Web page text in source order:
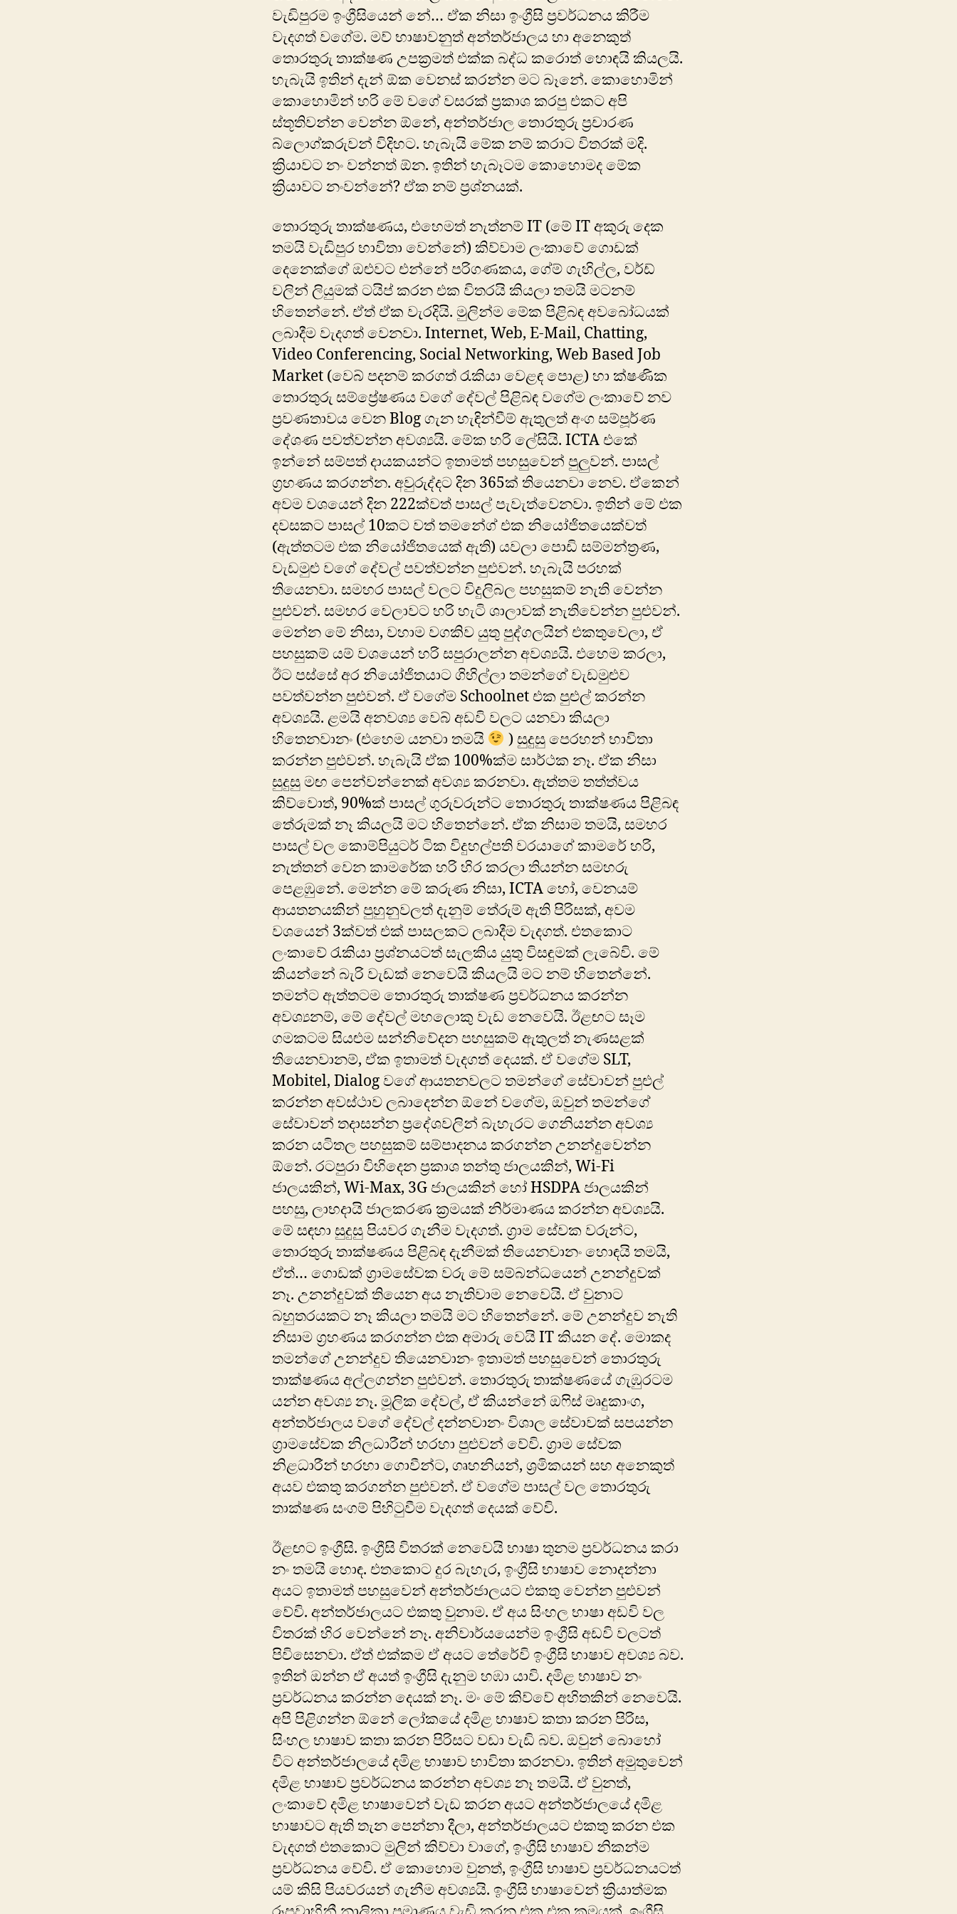
වැඩිපුරම ඉංග්‍රීසියෙන් නේ… ඒක නිසා ඉංග්‍රීසි ප්‍රවර්ධනය කිරීම
වැදගත් වගේම. මව් භාෂාවනුත් අන්තර්ජාලය හා අනෙකුත්
තොරතුරු තාක්ෂණ උපක්‍රමත් එක්ක බද්ධ කරොත් හොඳයි කියලයි.
හැබැයි ඉතින් දැන් ඕක වෙනස් කරන්න මට බෑනේ. කොහොමින්
කොහොමින් හරි මේ වගේ වසරක් ප්‍රකාශ කරපු එකට අපි
ස්තූතිවන්න වෙන්න ඕනේ, අන්තර්ජාල තොරතුරු ප්‍රචාරණ
බ්ලොග්කරුවන් විදිහට. හැබැයි මේක නම් කරාට විතරක් මදි.
ක්‍රියාවට නං වන්නත් ඕන. ඉතින් හැබෑටම කොහොමද මේක
ක්‍රියාවට නංවන්නේ? ඒක නම් ප්‍රශ්නයක්.
තොරතුරු තාක්ෂණය, එහෙමත් නැත්නම් IT (මේ IT අකුරු දෙක
තමයි වැඩිපුර භාවිතා වෙන්නේ) කිව්වාම ලංකාවේ ගොඩක්
දෙනෙක්ගේ ඔළුවට එන්නේ පරිගණකය, ගේම් ගැහිල්ල, වර්ඩ්
වලින් ලියුමක් ටයිප් කරන එක විතරයි කියලා තමයි මටනම්
හිතෙන්නේ. ඒත් ඒක වැරදියි. මුලින්ම මේක පිළිබඳ අවබෝධයක්
ලබාදීම වැදගත් වෙනවා. Internet, Web, E-Mail, Chatting,
Video Conferencing, Social Networking, Web Based Job
Market (වෙබ් පදනම් කරගත් රැකියා වෙළඳ පොළ) හා ක්ෂණික
තොරතුරු සම්ප්‍රේෂණය වගේ දේවල් පිළිබඳ වගේම ලංකාවේ නව
ප්‍රවණතාවය වෙන Blog ගැන හැඳින්වීම් ඇතුලත් අංග සම්පූර්ණ
දේශණ පවත්වන්න අවශ්‍යයි. මේක හරි ලේසියි. ICTA එකේ
ඉන්නේ සම්පත් දායකයන්ට ඉතාමත් පහසුවෙන් පුලුවන්. පාසල්
ග්‍රහණය කරගන්න. අවුරුද්දට දින 365ක් තියෙනවා නෙව. ඒකෙන්
අවම වශයෙන් දින 222ක්වත් පාසල් පැ‍වැත්වෙනවා. ඉතින් මේ එක
දවසකට පාසල් 10කට වත් තමන්‍ගේ එක නියෝජිතයෙක්වත්
(ඇත්තටම එක නියෝජිතයෙක් ඇති) යවලා පොඩි සම්මන්ත්‍රණ,
වැඩමුළු වගේ දේවල් පවත්වන්න පුළුවන්. හැබැයි පරහක්
තියෙනවා. සමහර පාසල් වලට විදුලිබල පහසුකම් නැති වෙන්න
පුළුවන්. සමහර වෙලාවට හරි හැටි ශාලාවක් නැතිවෙන්න පුළුවන්.
මෙන්න ‍මේ නිසා, වහාම වගකිව යුතු පුද්ගලයින් එකතුවෙලා, ඒ
පහසුකම් යම් වශයෙන් හරි සපුරාලන්න අවශ්‍යයි. එහෙම කරලා,
ඊට පස්සේ අර නියෝජිතයාට ගිහිල්ලා තමන්ගේ වැඩමුළුව
පවත්වන්න පුළුවන්. ඒ වගේම Schoolnet එක පුළුල් කරන්න
අවශ්‍යයි. ළමයි අනවශ්‍ය වෙබ් අඩවි වලට යනවා කියලා
හිතෙනවානං (එහෙම යනවා තමයි
) සුදුසු පෙරහන් භාවිතා
කරන්න පුළුවන්. හැබැයි ඒක 100%ක්ම සාර්ථක නෑ. ඒක නිසා
සුදුසු මඟ පෙන්වන්නෙක් අවශ්‍ය කරනවා. ඇත්තම තත්ත්වය
කිව්වොත්, 90%ක් පාසල් ගුරුවරුන්ට තොරතුරු තාක්ෂණය පිළිබඳ
තේරුමක් නෑ කියලයි මට හිතෙන්නේ. ඒක නිසාම තමයි, සමහර
පාසල් වල කොම්පියුට‍ර් ටික විදුහල්පති වරයා‍ගේ කාමරේ හරි,
නැත්තන් වෙන කාමරේක හරි හිර කරලා තියන්න සමහරු
පෙළඹුනේ. මෙන්න මේ කරුණ නිසා, ICTA හෝ, වෙනයම්
ආයතනයකින් පුහුනුවලත් දැනුම් තේරුම් ඇති පිරිසක්, අවම
වශයෙන් 3ක්වත් එක් පාසලකට ලබාදීම වැදගත්. එතකොට
ලංකාවේ රැකියා ප්‍රශ්නයටත් සැලකිය යුතු විසඳුමක් ලැබේවි. මේ
කියන්නේ බැරි ‍වැඩක් නෙවෙයි කියලයි මට නම් හිතෙන්නේ.
තමන්ට ඇත්තටම තොරතුරු තාක්ෂණ ප්‍රවර්ධනය කරන්න
අවශ්‍යනම්, මේ දේවල් මහලොකු වැඩ‍ නෙවෙයි. ඊළඟට සෑම
ගමකටම සියළුම සන්නිවේදන පහසුකම් ඇතුලත් නැණසළක්
තියෙනවානම්, ඒක ඉතාමත් වැදගත් දෙයක්. ඒ වගේම SLT,
Mobitel, Dialog වගේ ආයතනවලට තමන්ගේ සේවාවන් පුළුල්
කරන්න අවස්ථාව ලබාදෙන්න ඕනේ වගේම, ඔවුන් තමන්ගේ
සේවාවන් තදාසන්න ප්‍රදේශවලින් බැහැරට ගෙනියන්න අවශ්‍ය
කරන යටිතල පහසුකම් සම්පාදනය කරගන්න උනන්දුවෙන්න
ඕනේ. රටපුරා විහිදෙන ප්‍රකාශ තන්තු ජාලයකින්, Wi-Fi
ජාලයකින්, Wi-Max, 3G ජාලයකින් හෝ HSDPA ජාලයකින්
පහසු, ලාභදායි ජාලකරණ ක්‍රමයක් නිර්මාණය කරන්න අවශ්‍යයි.
මේ සඳහා සුදුසු පියවර ගැනීම වැදගත්. ග්‍රාම සේවක වරුන්ට,
තොරතුරු තාක්ෂණය පිළිබඳ දැනීමක් තියෙනවානං හොඳයි තමයි,
ඒත්… ‍ගොඩක් ග්‍රාමසේවක වරු මේ සම්බන්ධයෙන් උනන්දුවක්
නෑ. උනන්දුවක් තියෙන අය නැතිවාම නෙවෙයි. ඒ වුනාට
බහුතරයකට නෑ කියලා තමයි මට හිතෙන්නේ. මේ උනන්දුව නැති
නිසාම ග්‍රහණය කරගන්න එක අමාරු වෙයි IT කියන දේ. මොකද
තමන්ගේ උනන්දුව තියෙනවානං ඉතාමත් පහසුවෙන් තොරතුරු
තාක්ෂණය අල්ලගන්න පුළුවන්. තොරතුරු තාක්ෂණයේ ගැඹුරටම
යන්න අවශ්‍ය නෑ. මූලික‍ ‍දේවල්, ඒ කියන්නේ ඔෆිස් මෘදුකාංග,
අන්තර්ජාලය වගේ ‍‍දේවල් දන්නවානං විශාල සේවාවක් සපයන්න
ග්‍රාමසේවක නිලධාරීන් හරහා පුළුවන් වේවි. ග්‍රාම සේවක
නිළධාරීන් හරහා ‍ගොවීන්ට, ගෘහනියන්, ශ්‍රමිකයන් සහ අනෙකුත්
අයව එකතු කරගන්න පුළුවන්. ඒ ව‍ගේම පාසල් වල තොරතුරු
තාක්ෂණ සංගම් පිහිටුවීම වැදගත් දෙයක් වේවි.
ඊළඟට ඉංග්‍රීසි. ඉංග්‍රීසි විතරක් නෙවෙයි භාෂා තුනම ප්‍රවර්ධනය කරා
නං තමයි හොඳ. එතකොට දුර බැහැර, ඉංග්‍රීසි භාෂාව නොදන්නා
අයට ඉතාමත් පහසුවෙන් අන්තර්ජාලයට එකතු වෙන්න පුළුවන්
වේවි. අන්තර්ජාලයට එකතු වුනාම. ඒ අය සිංහල භාෂා අඩවි වල
විතරක් හිර වෙන්නේ නෑ. අනිවාර්යයෙන්ම ඉංග්‍රීසි අඩවි වලටත්
පිවිසෙනවා. ඒත් එක්කම ඒ අයට තේරේවි ඉංග්‍රීසි භාෂාව අවශ්‍ය බව.
ඉතින් ඔන්න ඒ අයත් ඉංග්‍රීසි දැනුම හඹා යාවි. දමිළ භාෂාව නං
ප්‍රවර්ධනය කරන්න දෙයක් නෑ. මං‍ මේ කිව්වේ අහිතකින් නෙවෙයි.
අපි පිළිගන්න ඕනේ ලෝකයේ දමිළ භාෂාව කතා කරන පිරිස,
සිංහල භාෂාව කතා කරන පිරිසට වඩා වැඩි බව. ඔවුන් බොහෝ
විට අන්තර්ජාලයේ දමිළ භාෂාව භාවිතා කරනවා. ඉතින් අමුතුවෙන්
දමිළ භාෂාව ප්‍රවර්ධනය කරන්න අවශ්‍ය නෑ තමයි. ඒ වුනත්,
ලංකාවේ දමිළ භාෂාවෙන් වැඩ කරන අයට අන්තර්ජාලයේ දමිළ
භාෂාවට ඇති ‍තැන පෙන්නා දීලා, අන්තර්ජාලයට එකතු කරන එක
වැදගත් එතකොට මුලින් කිව්වා වා‍ගේ, ‍ඉංග්‍රීසි භාෂාව නිකන්ම
ප්‍රවර්ධනය වේවි. ඒ කොහොම වුනත්, ඉංග්‍රීසි භාෂාව ප්‍රවර්ධනයටත්
යම් කිසි පියවරයන් ගැනීම අවශ්‍යයි. ඉංග්‍රීසි භාෂාවෙන් ක්‍රියාත්මක